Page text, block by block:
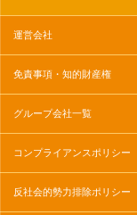
運営会社
免責事項・知的財産権
グループ会社一覧
コンプライアンスポリシー
反社会的勢力排除ポリシー